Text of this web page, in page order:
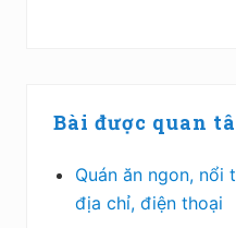
Bài được quan
Quán ăn ngon, nổi
địa chỉ, điện thoại